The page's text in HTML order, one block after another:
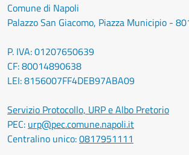
Comune di Napoli
Palazzo San Giacomo, Piazza Municipio -
P. IVA: 01207650639
CF: 80014890638
LEI: 8156007FF4DEB97ABA09
Servizio Protocollo, URP e Albo Pretorio
PEC: urp@pec.comune.napoli.it
Centralino unico:0817951111